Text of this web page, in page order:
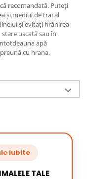
recomandată. Puteţi
şi mediul de trai al
şi evitaţi hrănirea
uscată sau în
apă
cu hrana.
iubite
TALE